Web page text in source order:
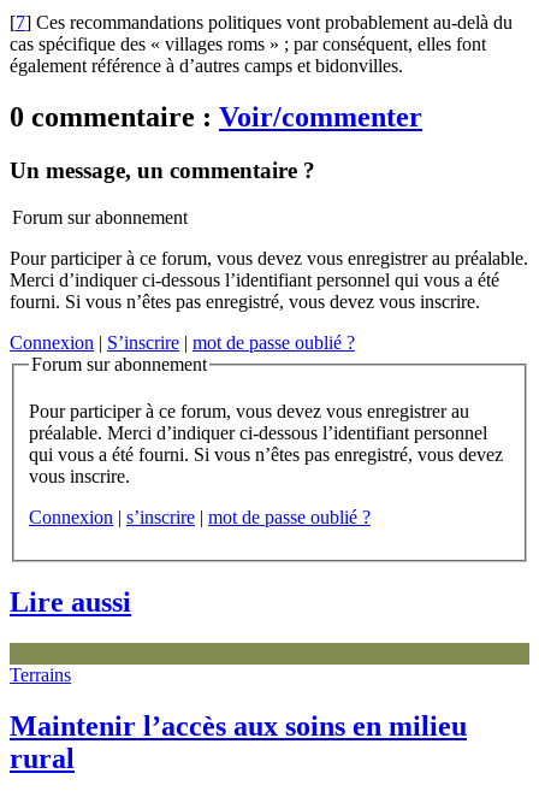
[7] Ces recommandations politiques vont probablement au-delà du
cas spécifique des « villages roms » ; par conséquent, elles font
également référence à d’autres camps et bidonvilles.
0 commentaire : Voir/commenter
Un message, un commentaire ?
Forum sur abonnement
Pour participer à ce forum, vous devez vous enregistrer au préalable.
Merci d’indiquer ci-dessous l’identifiant personnel qui vous a été
fourni. Si vous n’êtes pas enregistré, vous devez vous inscrire.
Connexion | S’inscrire | mot de passe oublié ?
Forum sur abonnement
Pour participer à ce forum, vous devez vous enregistrer au
préalable. Merci d’indiquer ci-dessous l’identifiant personnel
qui vous a été fourni. Si vous n’êtes pas enregistré, vous devez
vous inscrire.
Connexion | s’inscrire | mot de passe oublié ?
Lire aussi
Terrains
Maintenir l’accès aux soins en milieu
rural